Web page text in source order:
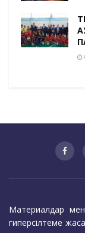
Материалдар мен
гиперсілтеме